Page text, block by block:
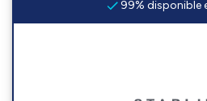
99% disponible